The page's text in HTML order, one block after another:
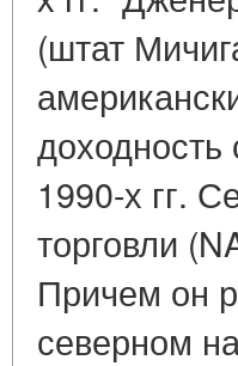
(штат
1990-х гг.
торговли
Причем он
северном